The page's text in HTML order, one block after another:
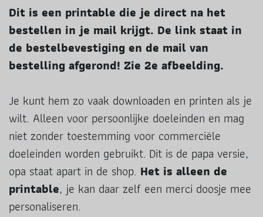
Dit is een printable die je direct na het
bestellen in je mail krijgt. De link staat in
de bestelbevestiging en de mail van
bestelling afgerond! Zie 2e afbeelding.
Je kunt hem zo vaak downloaden en printen als je
wilt. Alleen voor persoonlijke doeleinden en mag
niet zonder toestemming voor commerciële
doeleinden worden gebruikt. Dit is de papa versie,
opa staat apart in de shop. Het is alleen de
printable, je kan daar zelf een merci doosje mee
personaliseren.